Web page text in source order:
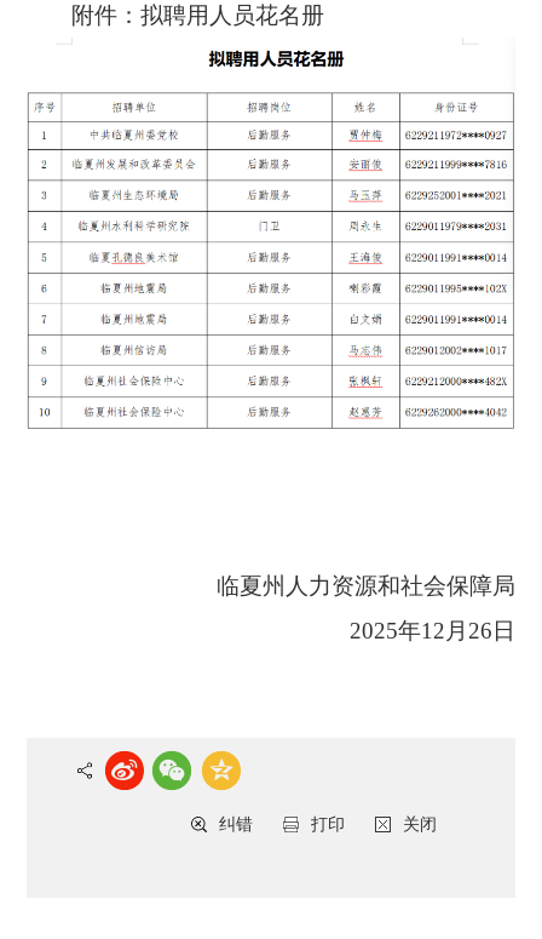
附件：拟聘用人员花名册
临夏州人力资源和社会保障局
2025年12月26日
关闭
打印
纠错